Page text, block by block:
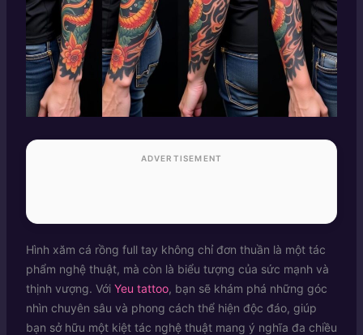
ADVERTISEMENT
Hình xăm cá rồng full tay không chỉ đơn thuần là một tác
phẩm nghệ thuật, mà còn là biểu tượng của sức mạnh và
thịnh vượng. Với Yeu tattoo, bạn sẽ khám phá những góc
nhìn chuyên sâu và phong cách thể hiện độc đáo, giúp
bạn sở hữu một kiệt tác nghệ thuật mang ý nghĩa đa chiều